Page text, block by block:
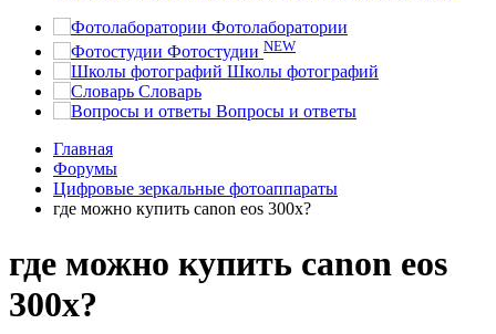
Фотолаборатории
Фотостудии NEW
Школы фотографий
Словарь
Вопросы и ответы
Главная
Форумы
Цифровые зеркальные фотоаппараты
где можно купить canon eos 300x?
где можно купить canon eos
300x?